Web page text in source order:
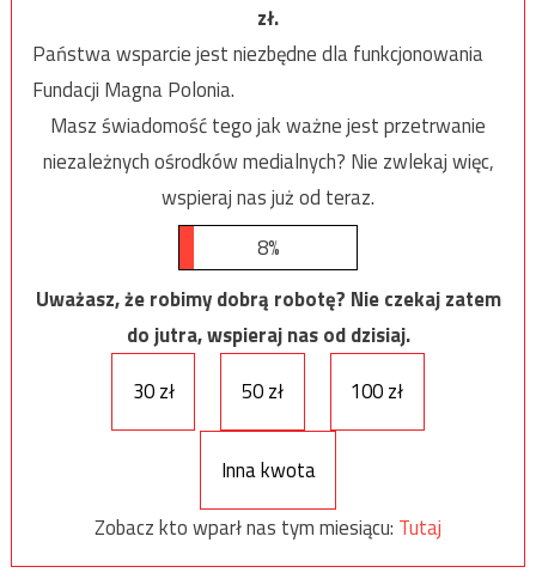
zł.
Państwa wsparcie jest niezbędne dla funkcjonowania
Fundacji Magna Polonia.
Masz świadomość tego jak ważne jest przetrwanie
niezależnych ośrodków medialnych? Nie zwlekaj więc,
wspieraj nas już od teraz.
8%
Uważasz, że robimy dobrą robotę? Nie czekaj zatem
do jutra, wspieraj nas od dzisiaj.
30 zł
50 zł 100 zł
Inna kwota
Zobacz kto wparł nas tym miesiącu: Tutaj